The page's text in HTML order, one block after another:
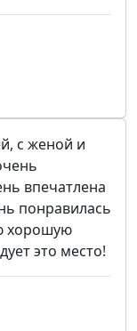
с женой и
впечатлена
понравилась
хорошую
это место!